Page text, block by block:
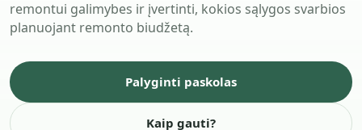
remontui galimybes ir įvertinti, kokios sąlygos svarbios
planuojant remonto biudžetą.
Palyginti paskolas
Kaip gauti?